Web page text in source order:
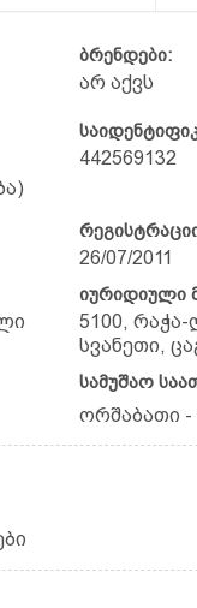
ბრენდები:
არ აქვს
442569132
26/07/2011
იურიდიული
5100,
სვანეთი,
სამუშაო
ორშაბათი -